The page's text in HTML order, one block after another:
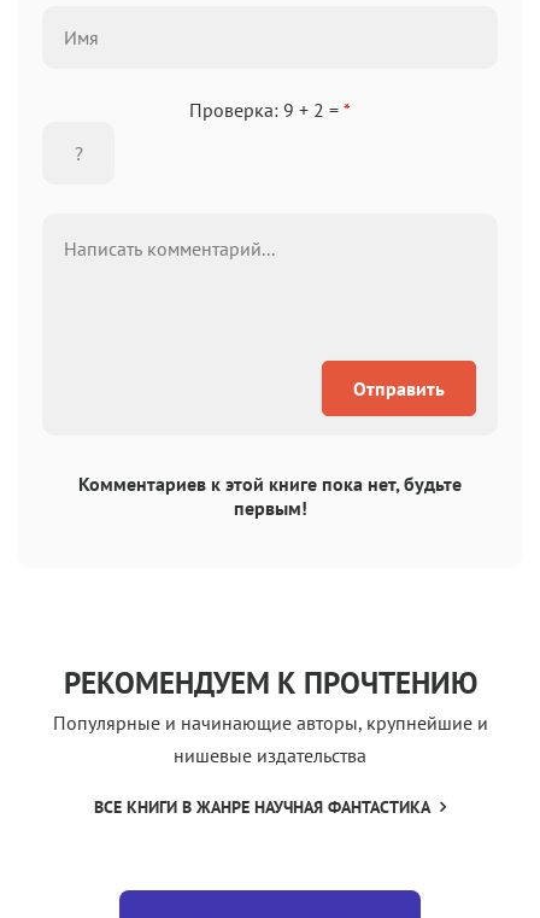
Проверка: 9 + 2 = *
Отправить
Комментариев к этой книге пока нет, будьте
первым!
РЕКОМЕНДУЕМ К ПРОЧТЕНИЮ
Популярные и начинающие авторы, крупнейшие и
нишевые издательства
ВСЕ КНИГИ В ЖАНРЕ НАУЧНАЯ ФАНТАСТИКА